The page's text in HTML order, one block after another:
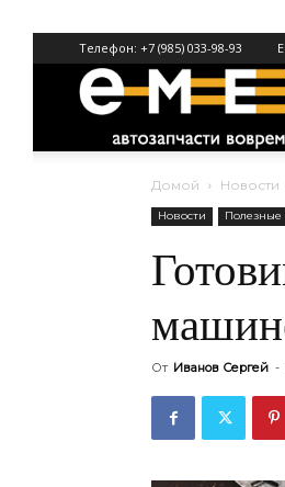
Телефон: +7 (985) 033-98-93
Домой Новости
Новости Полезные
От Иванов Сергей -